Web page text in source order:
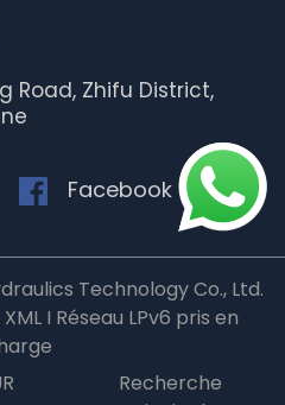
Road, Zhifu District,
Facebook
Technology Co., Ltd.
I Réseau LPv6 pris en
Recherche